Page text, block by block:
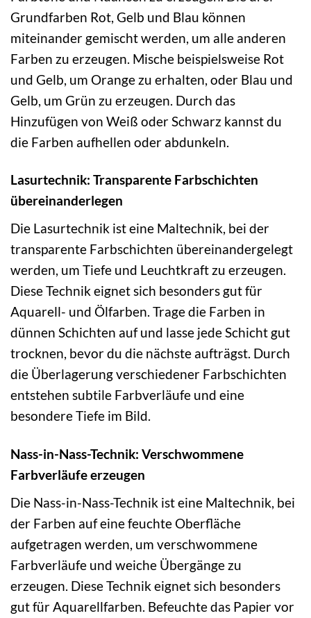
Grundfarben Rot, Gelb und Blau können
miteinander gemischt werden, um alle anderen
Farben zu erzeugen. Mische beispielsweise Rot
und Gelb, um Orange zu erhalten, oder Blau und
Gelb, um Grün zu erzeugen. Durch das
Hinzufügen von Weiß oder Schwarz kannst du
die Farben aufhellen oder abdunkeln.
Lasurtechnik: Transparente Farbschichten
übereinanderlegen
Die Lasurtechnik ist eine Maltechnik, bei der
transparente Farbschichten übereinandergelegt
werden, um Tiefe und Leuchtkraft zu erzeugen.
Diese Technik eignet sich besonders gut für
Aquarell- und Ölfarben. Trage die Farben in
dünnen Schichten auf und lasse jede Schicht gut
trocknen, bevor du die nächste aufträgst. Durch
die Überlagerung verschiedener Farbschichten
entstehen subtile Farbverläufe und eine
besondere Tiefe im Bild.
Nass-in-Nass-Technik: Verschwommene
Farbverläufe erzeugen
Die Nass-in-Nass-Technik ist eine Maltechnik, bei
der Farben auf eine feuchte Oberfläche
aufgetragen werden, um verschwommene
Farbverläufe und weiche Übergänge zu
erzeugen. Diese Technik eignet sich besonders
gut für Aquarellfarben. Befeuchte das Papier vor